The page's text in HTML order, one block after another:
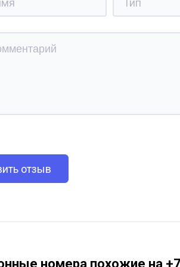
отзыв
номера похожие на